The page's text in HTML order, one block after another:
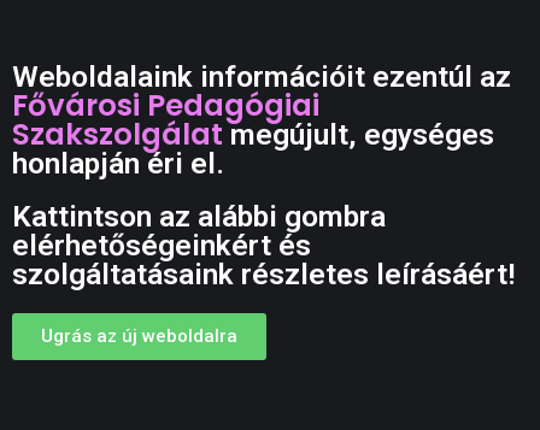
Weboldalaink információit ezentúl az
Fővárosi Pedagógiai
Szakszolgálatmegújult, egységes
honlapján éri el.
Kattintson az alábbi gombra
elérhetőségeinkért és
szolgáltatásaink részletes leírásáért!
Ugrás az új weboldalra